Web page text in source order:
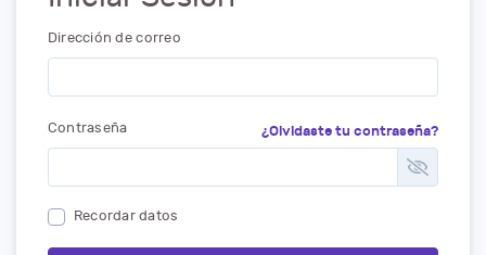
Dirección de correo
Contraseña ¿Olvidaste tu contraseña?
Recordar datos